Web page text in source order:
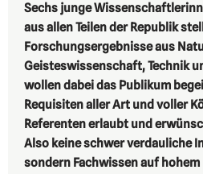
Sechs junge
aus allen Teilen der Republik
Forschungsergebnisse aus
Geisteswissenschaft, Technik
wollen dabei das Publikum
Requisiten aller Art und voller
Referenten erlaubt und
Also keine schwer verdauliche
sondern Fachwissen auf hohem